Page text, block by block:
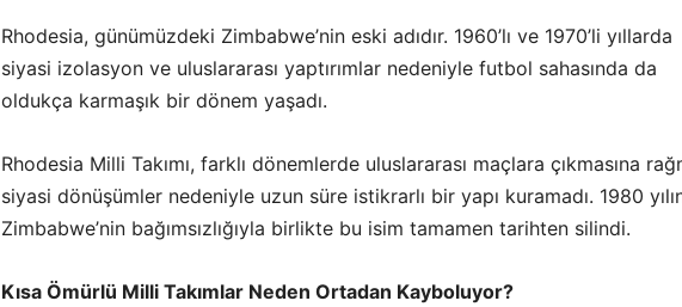
Rhodesia, günümüzdeki Zimbabwe’nin eski adıdır. 1960’lı ve 1970’li yıllarda
siyasi izolasyon ve uluslararası yaptırımlar nedeniyle futbol sahasında da
oldukça karmaşık bir dönem yaşadı.
Rhodesia Milli Takımı, farklı dönemlerde uluslararası maçlara çıkmasına
siyasi dönüşümler nedeniyle uzun süre istikrarlı bir yapı kuramadı. 1980
Zimbabwe’nin bağımsızlığıyla birlikte bu isim tamamen tarihten silindi.
Kısa Ömürlü Milli Takımlar Neden Ortadan Kayboluyor?